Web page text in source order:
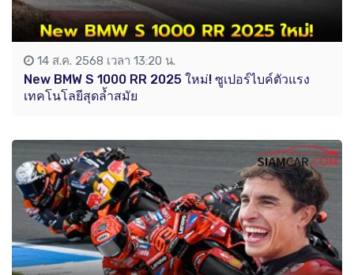
14 ส.ค. 2568 เวลา 13:20 น.
New BMW S 1000 RR 2025 ใหม่! ซูเปอร์ไบค์ตัวแรง
เทคโนโลยีสุดล้ำสมัย